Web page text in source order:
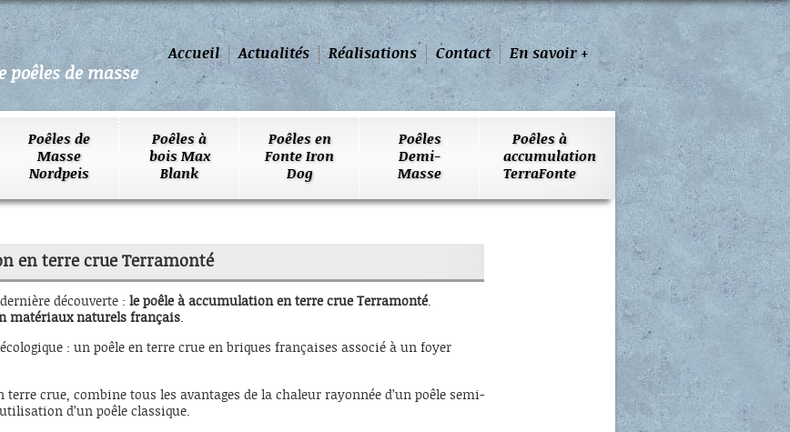
de masse
En savoir +
Contact
Réalisations
Actualités
Accueil
Poêles de
Masse
Nordpeis
Poêles à
bois Max
Blank
Poêles en
Fonte Iron
Dog
Poêles
Demi-
Masse
Poêles à
accumulation
TerraFonte
en terre crue Terramonté
découverte : le poêle à accumulation en terre crue Terramonté.
matériaux naturels français.
: un poêle en terre crue en briques françaises associé à un foyer
terre crue, combine tous les avantages de la chaleur rayonnée d’un poêle semi-
d’un poêle classique.